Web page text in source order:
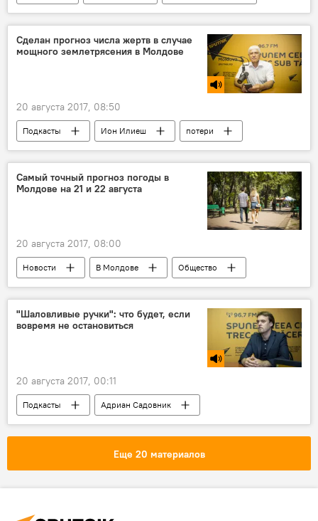
твиттер
Сделан прогноз числа жертв в случае
мощного землетрясения в Молдове
20 августа 2017, 08:50
Подкасты Ион Илиеш
потери
разрушения
разрушительное землетрясение
Самый точный прогноз погоды в
Молдове на 21 и 22 августа
20 августа 2017, 08:00
Новости В Молдове
Общество
Республика Молдова
прогноз
лето
жара
приметы
традиции
Август
Государственная гидрометеорологическая служба Молдовы
"Шаловливые ручки": что будет, если
вовремя не остановиться
20 августа 2017, 00:11
Подкасты
Адриан Садовник
сексолог
половая жизнь
Еще 20 материалов